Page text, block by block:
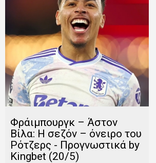
Φράιμπουργκ – Άστον
Βίλα: Η σεζόν – όνειρο του
Ρότζερς - Προγνωστικά by
Kingbet (20/5)